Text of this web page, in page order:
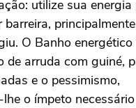
utilize sua energia
barreira,
O Banho
de arruda com guiné,
e o pessimismo,
o ímpeto